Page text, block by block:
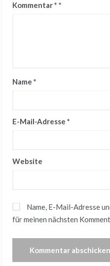
Kommentar*
Name *
E-Mail-Adresse *
Website
Name, E-Mail-Adresse
für meinen nächsten